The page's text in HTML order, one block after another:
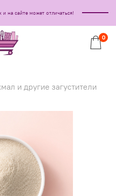
и на сайте может отличаться!
0
и другие загустители